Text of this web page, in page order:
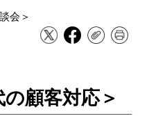
会＞
顧客対応＞